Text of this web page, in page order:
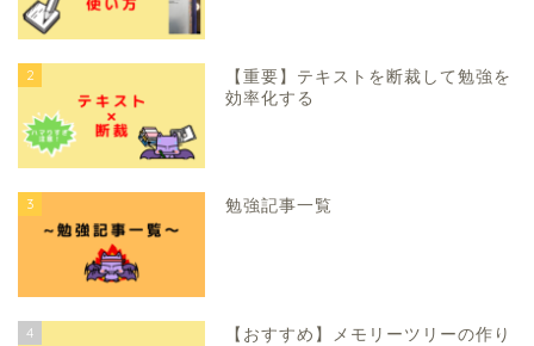
2
【重要】テキストを断裁して勉強を
効率化する
3 勉強記事一覧
4
【おすすめ】メモリーツリーの作り